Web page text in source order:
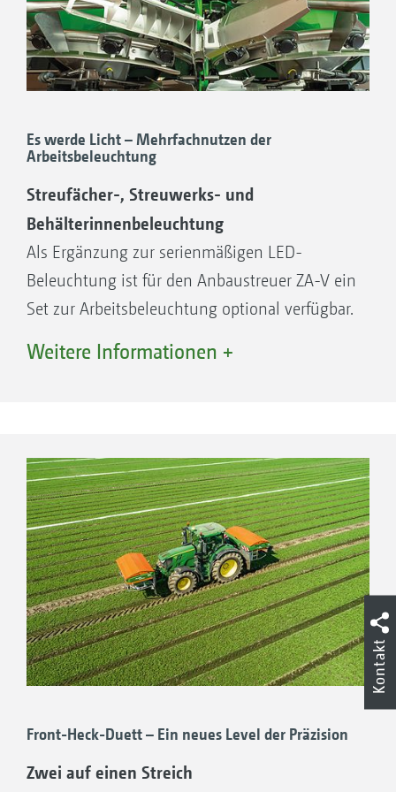
Es werde Licht – Mehrfachnutzen der
Arbeitsbeleuchtung
Streufächer-, Streuwerks- und
Behälterinnenbeleuchtung
Als Ergänzung zur serienmäßigen LED-
Beleuchtung ist für den Anbaustreuer ZA-V ein
Set zur Arbeitsbeleuchtung optional verfügbar.
Behälter, oberhalb der Streuscheiben und an
Füllstand im Behälter und ausreichend Licht
für den Streuscheibenwechsel sowie für das
Einstellen der Streuschaufeln.
Weitere Informationen +
Front-Heck-Duett – Ein neues Level der Präzision
Zwei auf einen Streich
Kontakt